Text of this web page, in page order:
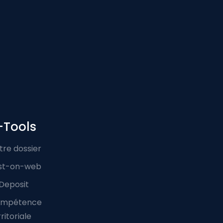
dossier
on-web